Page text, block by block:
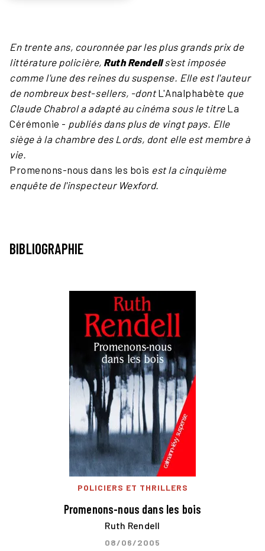
En trente ans, couronnée par les plus grands prix de
littérature policière, Ruth Rendells'est imposée
comme l'une des reines du suspense. Elle est l'auteur
de nombreux best-sellers, -dontL'Analphabète que
Claude Chabrol a adapté au cinéma sous le titreLa
Cérémonie - publiés dans plus de vingt pays. Elle
siège à la chambre des Lords, dont elle est membre à
vie.
Promenons-nous dans les bois est la cinquième
enquête de l'inspecteur Wexford.
BIBLIOGRAPHIE
POLICIERS ET THRILLERS
Promenons-nous dans les bois
Ruth Rendell
08/06/2005